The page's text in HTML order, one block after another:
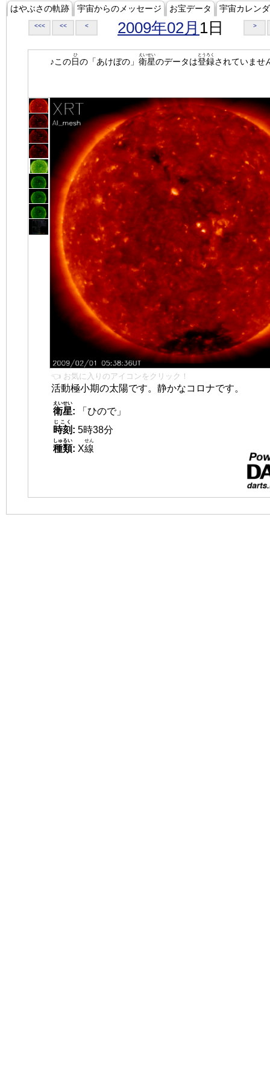
はやぶさの軌跡 宇宙からのメッセージ お宝データ 宇宙カレン
<<< << < 2009年02月 1日 >
♪この日
ひ
の「あけぼの」 衛星
えいせい
のデータは登録
とうろく
されていませ
👈 お気に入りのアイコンをクリック！
活動極小期の太陽です。静かなコロナです。
衛星
えいせい
:
「ひので」
時刻
じこく
: 5時38分
種類
しゅるい
: X線
せん